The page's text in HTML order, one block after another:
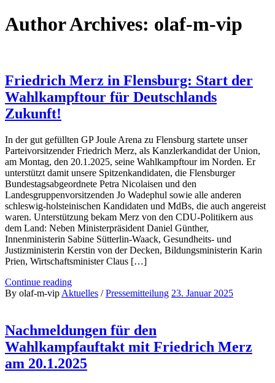
Author Archives: olaf-m-vip
Friedrich Merz in Flensburg: Start der
Wahlkampftour für Deutschlands
Zukunft!
In der gut gefüllten GP Joule Arena zu Flensburg startete unser
Parteivorsitzender Friedrich Merz, als Kanzlerkandidat der Union,
am Montag, den 20.1.2025, seine Wahlkampftour im Norden. Er
unterstützt damit unsere Spitzenkandidaten, die Flensburger
Bundestagsabgeordnete Petra Nicolaisen und den
Landesgruppenvorsitzenden Jo Wadephul sowie alle anderen
schleswig-holsteinischen Kandidaten und MdBs, die auch angereist
waren. Unterstützung bekam Merz von den CDU-Politikern aus
dem Land: Neben Ministerpräsident Daniel Günther,
Innenministerin Sabine Sütterlin-Waack, Gesundheits- und
Justizministerin Kerstin von der Decken, Bildungsministerin Karin
Prien, Wirtschaftsminister Claus […]
Continue reading
By olaf-m-vip Aktuelles /Pressemitteilung 23. Januar 2025
Nachmeldungen für den
Wahlkampfauftakt mit Friedrich Merz
am 20.1.2025